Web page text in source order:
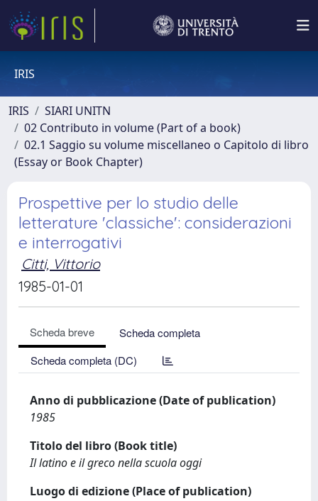
IRIS
IRIS
SIARI UNITN
02 Contributo in volume (Part of a book)
02.1 Saggio su volume miscellaneo o Capitolo di libro
(Essay or Book Chapter)
Prospettive per lo studio delle
letterature 'classiche': considerazioni
e interrogativi
Citti, Vittorio
1985-01-01
Scheda breve
Scheda completa
Scheda completa (DC)
Anno di pubblicazione (Date of publication)
1985
Titolo del libro (Book title)
Il latino e il greco nella scuola oggi
Luogo di edizione (Place of publication)